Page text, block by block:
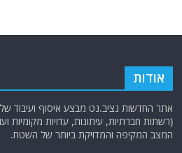
אודות
אתר החדשות נציב.נט מבצע איסוף ועיבוד של
(רשתות חברתיות, עיתונות, עדויות מקומיות
המצב המקיפה והמדויקת ביותר של השטח.